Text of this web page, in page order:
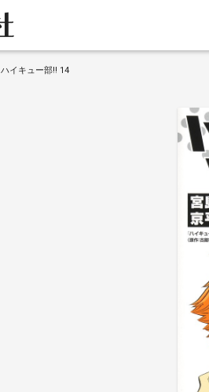
ハイキュー部!! 14